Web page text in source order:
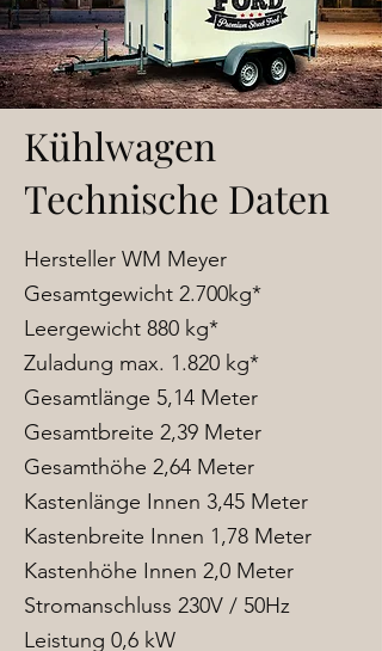
Kühlwagen
Technische Daten
Hersteller WM Meyer
Gesamtgewicht 2.700kg*
Leergewicht 880 kg*
Zuladung max. 1.820 kg*
Gesamtlänge 5,14 Meter
Gesamtbreite 2,39 Meter
Gesamthöhe 2,64 Meter
Kastenlänge Innen 3,45 Meter
Kastenbreite Innen 1,78 Meter
Kastenhöhe Innen 2,0 Meter
Stromanschluss 230V / 50Hz
Leistung 0,6 kW